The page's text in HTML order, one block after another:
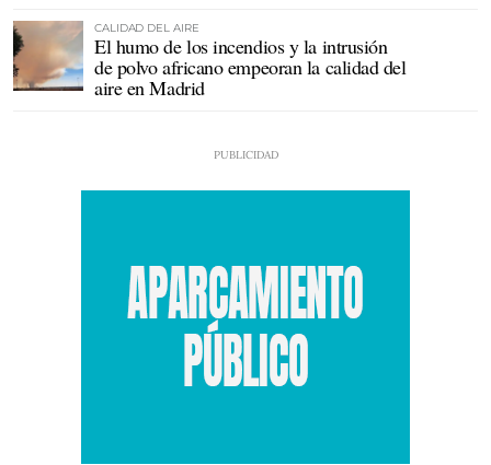
CALIDAD DEL AIRE
El humo de los incendios y la intrusión
de polvo africano empeoran la calidad del
aire en Madrid